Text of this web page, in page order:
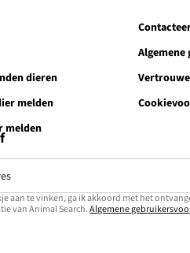
dieren
melden
melden
aan te vinken, ga ik akkoord met het
van Animal Search.Algemene